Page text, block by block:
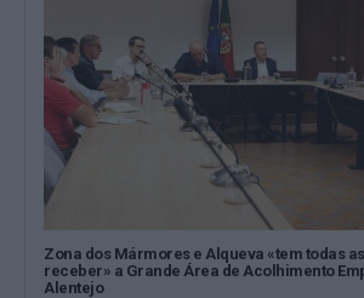
Zona dos Mármores e Alqueva «tem todas
receber» a Grande Área de Acolhimento
Alentejo